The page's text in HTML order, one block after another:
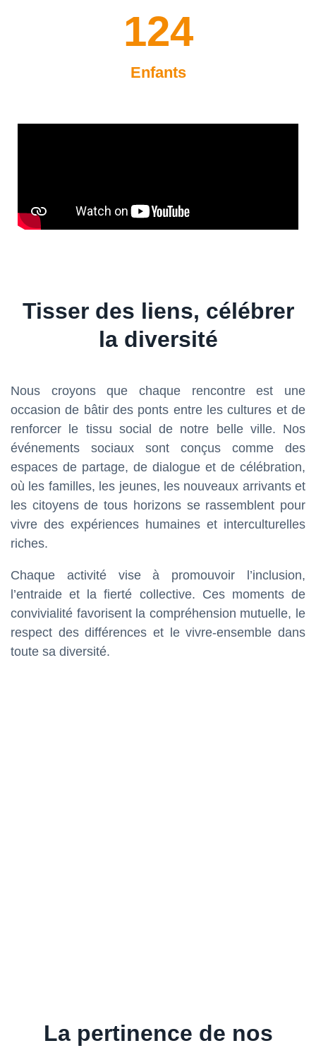
Enfants
124
Tisser des liens, célébrer
la diversité
Nous croyons que chaque rencontre est une
occasion de bâtir des ponts entre les cultures et de
renforcer le tissu social de notre belle ville. Nos
événements sociaux sont conçus comme des
espaces de partage, de dialogue et de célébration,
où les familles, les jeunes, les nouveaux arrivants et
les citoyens de tous horizons se rassemblent pour
vivre des expériences humaines et interculturelles
riches.
Chaque activité vise à promouvoir l’inclusion,
l’entraide et la fierté collective. Ces moments de
convivialité favorisent la compréhension mutuelle, le
respect des différences et le vivre-ensemble dans
toute sa diversité.
La pertinence de nos